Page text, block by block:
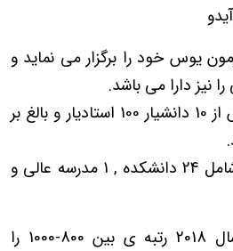
یوس خود را برگزار می نماید و
نیز دارا می باشد.
این دانشگاه دارای بیش از 10 دانشیار 100 استادیار و بالغ بر
24 دانشکده , 1 مدرسه عالی و
در سال 2018 رتبه ی بین 800-1000 را